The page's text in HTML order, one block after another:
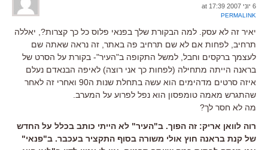
6 יוני 2007 at 17:39
PERMALINK
יאיר זה לא עסק. למה הבקורת שלך בפנאי פלוס כל כך קצרות?, יאללה
תרחיב, לפחות אם לא שם תרחיב פה באתר, זה נראה שאתה שם
לעצמך ברקסים וחבל, למשל התקופה ב"העיר"- בקורת על הסרט של
בראנה הייתה מתחילה (לפחות כך אני רוצה) לאיפה הבנאדם נעלם
איזה סרטים מדהימים הוא עשה בתחלת שנות ה90 ואחרי זה לאחר
שהתגרש מאמה טומפסון הוא נפל לפרוע על המערב.
מה לא חסר לך?
רוה לוואן אריק: זה הפוך. ב"העיר" לא הייתי כותב בכלל על החדש
של קנת בראנה חוץ אולי משורה בסוף התקציר בעכבר. ב"פנאי"